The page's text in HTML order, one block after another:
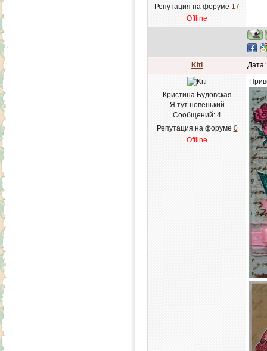
Репутация на форуме 17
Offline
Kiti
Кристина Будовская
Я тут новенький
Сообщений: 4
Репутация на форуме 0
Offline